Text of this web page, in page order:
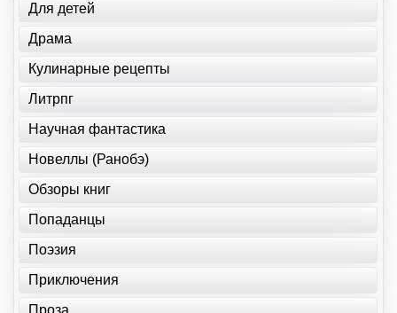
Для детей
Драма
Кулинарные рецепты
Литрпг
Научная фантастика
Новеллы (Ранобэ)
Обзоры книг
Попаданцы
Поэзия
Приключения